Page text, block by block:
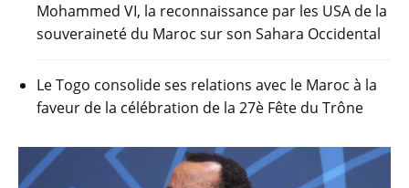
Mohammed VI, la reconnaissance par les USA de la
souveraineté du Maroc sur son Sahara Occidental
Le Togo consolide ses relations avec le Maroc à la
faveur de la célébration de la 27è Fête du Trône